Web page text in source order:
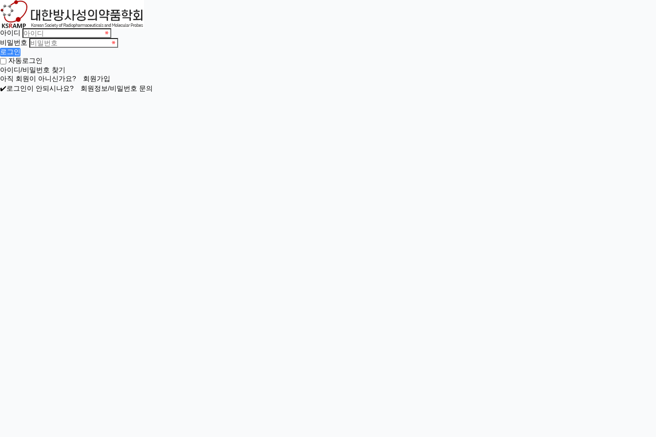
아이디
비밀번호
로그인
자동로그인
아이디/비밀번호 찾기
아직 회원이 아니신가요? 회원가입
✔️로그인이 안되시나요? 회원정보/비밀번호 문의